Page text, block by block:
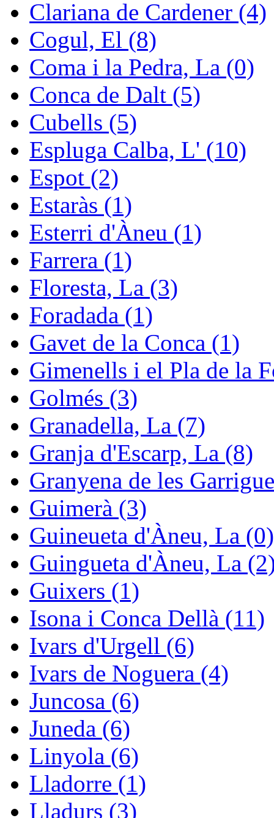
Clariana de Cardener (4)
Cogul, El (8)
Coma i la Pedra, La (0)
Conca de Dalt (5)
Cubells (5)
Espluga Calba, L' (10)
Espot (2)
Estaràs (1)
Esterri d'Àneu (1)
Farrera (1)
Floresta, La (3)
Foradada (1)
Gavet de la Conca (1)
Gimenells i el Pla de la
Golmés (3)
Granadella, La (7)
Granja d'Escarp, La (8)
Granyena de les
Guimerà (3)
Guineueta d'Àneu, La (0)
Guingueta d'Àneu, La
Guixers (1)
Isona i Conca Dellà (11)
Ivars d'Urgell (6)
Ivars de Noguera (4)
Juncosa (6)
Juneda (6)
Linyola (6)
Lladorre (1)
Lladurs (3)